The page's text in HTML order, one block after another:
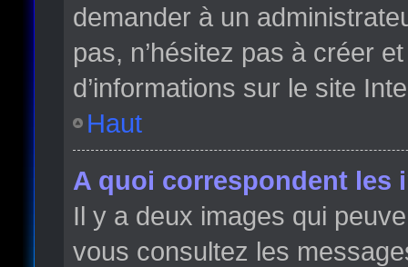
demander à un
pas, n’hésitez pas à créer
d’informations sur le site
Haut
A quoi correspondent les
Il y a deux images qui
vous consultez les